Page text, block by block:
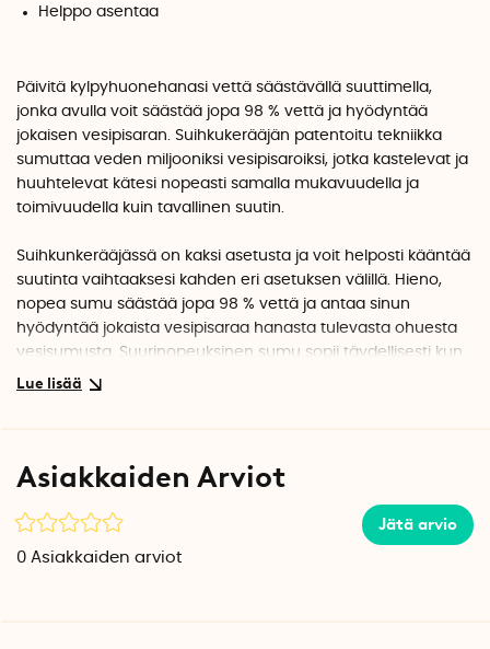
Helppo asentaa
Päivitä kylpyhuonehanasi vettä säästävällä suuttimella,
jonka avulla voit säästää jopa 98 % vettä ja hyödyntää
jokaisen vesipisaran. Suihkukerääjän patentoitu tekniikka
sumuttaa veden miljooniksi vesipisaroiksi, jotka kastelevat ja
huuhtelevat kätesi nopeasti samalla mukavuudella ja
toimivuudella kuin tavallinen suutin.
Suihkunkerääjässä on kaksi asetusta ja voit helposti kääntää
suutinta vaihtaaksesi kahden eri asetuksen välillä. Hieno,
nopea sumu säästää jopa 98 % vettä ja antaa sinun
hyödyntää jokaista vesipisaraa hanasta tulevasta ohuesta
vesisumusta. Suurinopeuksinen sumu sopii täydellisesti kun
teet kylpyhuoneessa jokapäiväisiä askareita, kuten käsien
Jos haluat veden virtaavan hieman nopeammin, käännä
pienten ohuiden suuttimien avulla voit esimerkiksi täyttää
Asiakkaiden Arviot
Jätä arvio
0 Asiakkaiden arviot